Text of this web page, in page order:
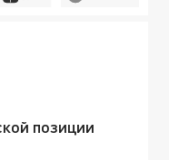
позиции